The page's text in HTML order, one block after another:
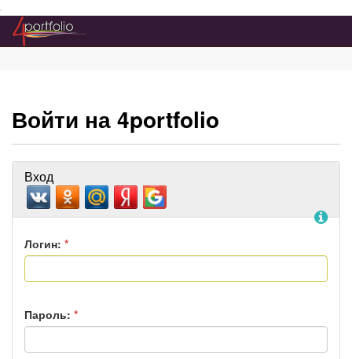
Преейти на главное меню
Войти на 4portfolio
Вход
Логин: *
Пароль: *